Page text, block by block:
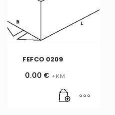
FEFCO 0209
0.00 €